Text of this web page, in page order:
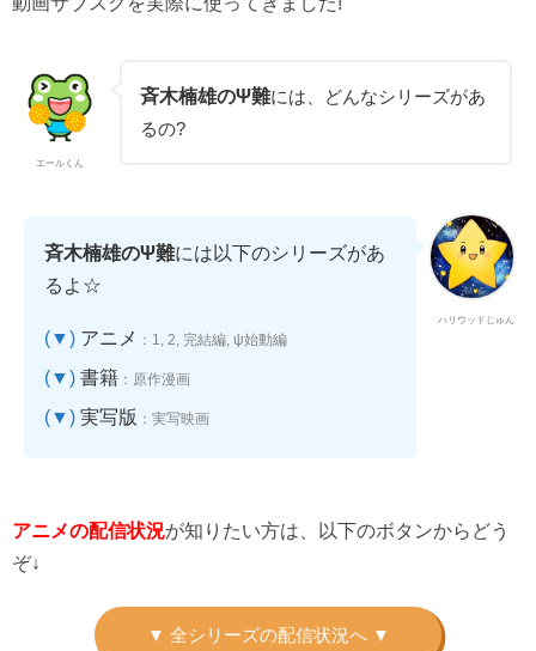
エールくん
斉木楠雄のΨ難には、どんなシリーズがあ
るの?
ハリウッドじゅん
斉木楠雄のΨ難には以下のシリーズがあ
るよ☆
(▼) アニメ ：1, 2, 完結編, ψ始動編
(▼) 書籍 ：原作漫画
(▼) 実写版 ：実写映画
アニメの配信状況が知りたい方は、以下のボタンからどう
ぞ↓